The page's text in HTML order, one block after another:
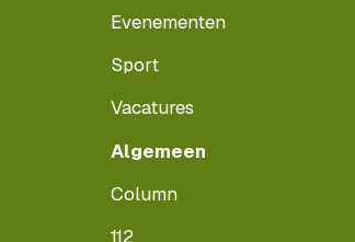
Evenementen
Sport
Vacatures
Algemeen
Column
112